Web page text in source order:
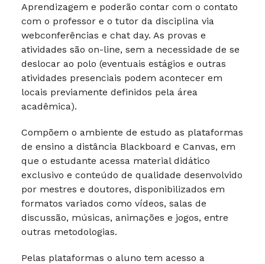
Aprendizagem e poderão contar com o contato
com o professor e o tutor da disciplina via
webconferências e chat day. As provas e
atividades são on-line, sem a necessidade de se
deslocar ao polo (eventuais estágios e outras
atividades presenciais podem acontecer em
locais previamente definidos pela área
acadêmica).
Compõem o ambiente de estudo as plataformas
de ensino a distância Blackboard e Canvas, em
que o estudante acessa material didático
exclusivo e conteúdo de qualidade desenvolvido
por mestres e doutores, disponibilizados em
formatos variados como vídeos, salas de
discussão, músicas, animações e jogos, entre
outras metodologias.
Pelas plataformas o aluno tem acesso a